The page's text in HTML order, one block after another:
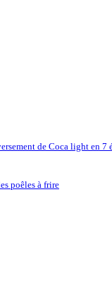
de Coca light en
poêles à frire